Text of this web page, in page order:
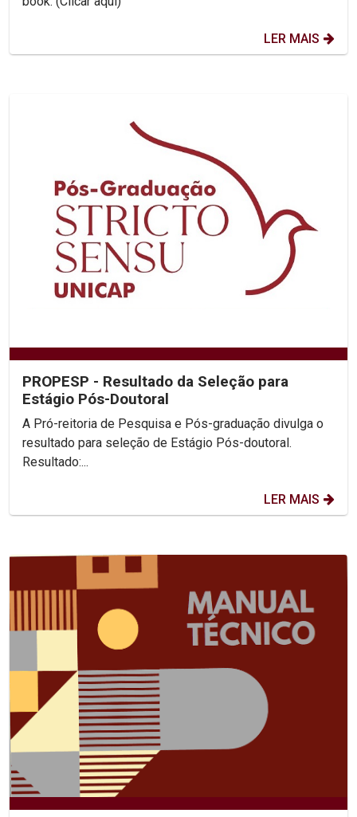
LER MAIS
PROPESP - Resultado da Seleção para
Estágio Pós-Doutoral
A Pró-reitoria de Pesquisa e Pós-graduação divulga o
resultado para seleção de Estágio Pós-doutoral.
Resultado:...
LER MAIS